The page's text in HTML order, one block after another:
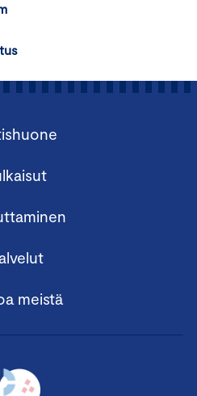
meistä